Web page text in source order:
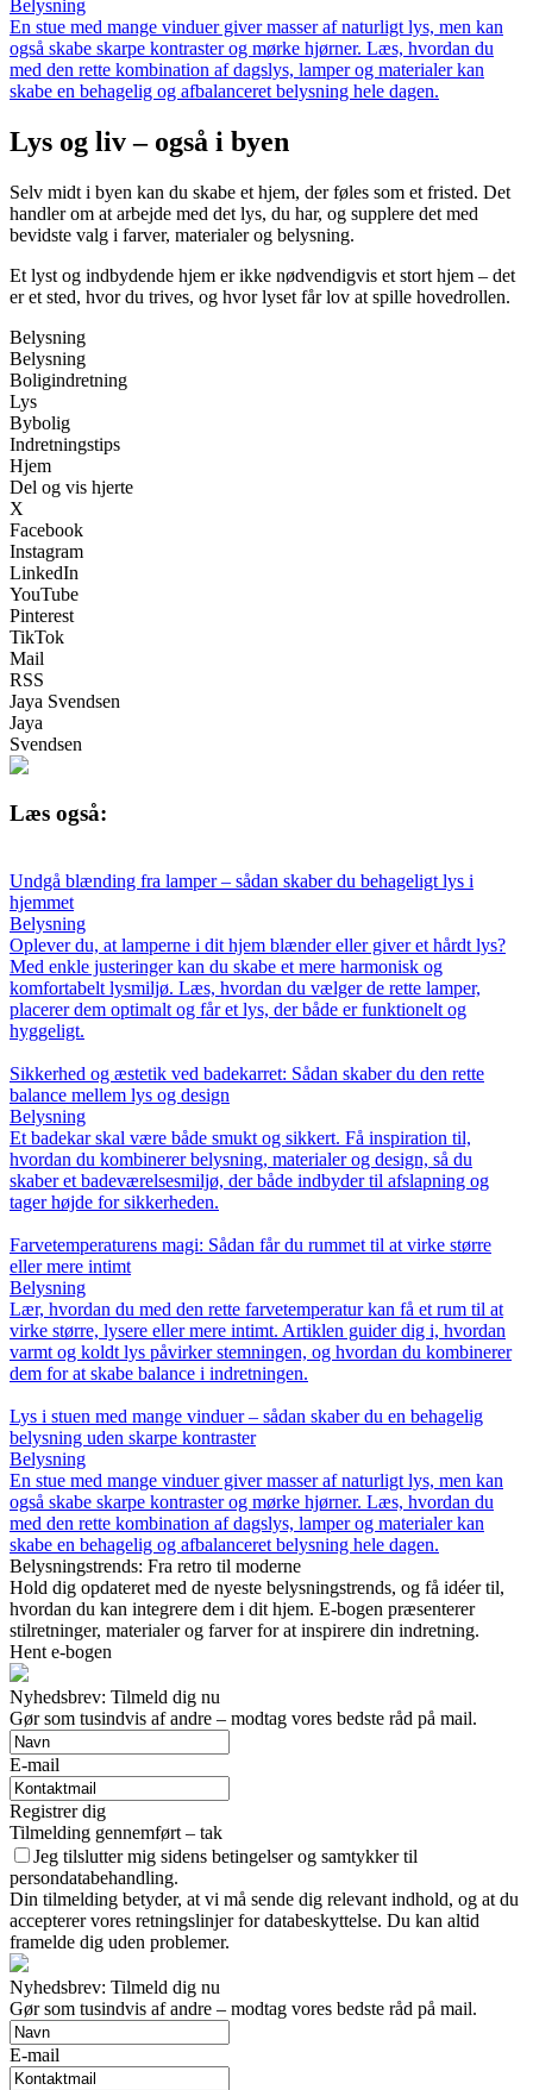
Belysning
En stue med mange vinduer giver masser af naturligt lys, men kan
også skabe skarpe kontraster og mørke hjørner. Læs, hvordan du
med den rette kombination af dagslys, lamper og materialer kan
skabe en behagelig og afbalanceret belysning hele dagen.
Lys og liv – også i byen
Selv midt i byen kan du skabe et hjem, der føles som et fristed. Det
handler om at arbejde med det lys, du har, og supplere det med
bevidste valg i farver, materialer og belysning.
Et lyst og indbydende hjem er ikke nødvendigvis et stort hjem – det
er et sted, hvor du trives, og hvor lyset får lov at spille hovedrollen.
Belysning
Belysning
Boligindretning
Lys
Bybolig
Indretningstips
Hjem
Del og vis hjerte
X
Facebook
Instagram
LinkedIn
YouTube
Pinterest
TikTok
Mail
RSS
Jaya Svendsen
Jaya
Svendsen
Læs også:
Undgå blænding fra lamper – sådan skaber du behageligt lys i
hjemmet
Belysning
Oplever du, at lamperne i dit hjem blænder eller giver et hårdt lys?
Med enkle justeringer kan du skabe et mere harmonisk og
komfortabelt lysmiljø. Læs, hvordan du vælger de rette lamper,
placerer dem optimalt og får et lys, der både er funktionelt og
hyggeligt.
Sikkerhed og æstetik ved badekarret: Sådan skaber du den rette
balance mellem lys og design
Belysning
Et badekar skal være både smukt og sikkert. Få inspiration til,
hvordan du kombinerer belysning, materialer og design, så du
skaber et badeværelsesmiljø, der både indbyder til afslapning og
tager højde for sikkerheden.
Farvetemperaturens magi: Sådan får du rummet til at virke større
eller mere intimt
Belysning
Lær, hvordan du med den rette farvetemperatur kan få et rum til at
virke større, lysere eller mere intimt. Artiklen guider dig i, hvordan
varmt og koldt lys påvirker stemningen, og hvordan du kombinerer
dem for at skabe balance i indretningen.
Lys i stuen med mange vinduer – sådan skaber du en behagelig
belysning uden skarpe kontraster
Belysning
En stue med mange vinduer giver masser af naturligt lys, men kan
også skabe skarpe kontraster og mørke hjørner. Læs, hvordan du
med den rette kombination af dagslys, lamper og materialer kan
skabe en behagelig og afbalanceret belysning hele dagen.
Belysningstrends: Fra retro til moderne
Hold dig opdateret med de nyeste belysningstrends, og få idéer til,
hvordan du kan integrere dem i dit hjem. E-bogen præsenterer
stilretninger, materialer og farver for at inspirere din indretning.
Hent e-bogen
Nyhedsbrev: Tilmeld dig nu
Gør som tusindvis af andre – modtag vores bedste råd på mail.
E-mail
Registrer dig
Tilmelding gennemført – tak
Jeg tilslutter mig sidens betingelser og samtykker til
persondatabehandling.
Din tilmelding betyder, at vi må sende dig relevant indhold, og at du
accepterer vores retningslinjer for databeskyttelse. Du kan altid
framelde dig uden problemer.
Nyhedsbrev: Tilmeld dig nu
Gør som tusindvis af andre – modtag vores bedste råd på mail.
E-mail